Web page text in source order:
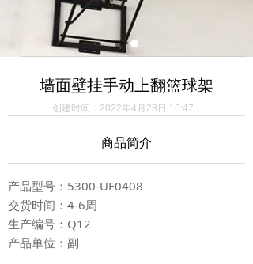
墙面壁挂手动上翻篮球架
商品简介
创建时间： 2022年4月28日 16:47
产品型号：5300-UF0408
交货时间：4-6周
生产编号：Q12
产品单位：副